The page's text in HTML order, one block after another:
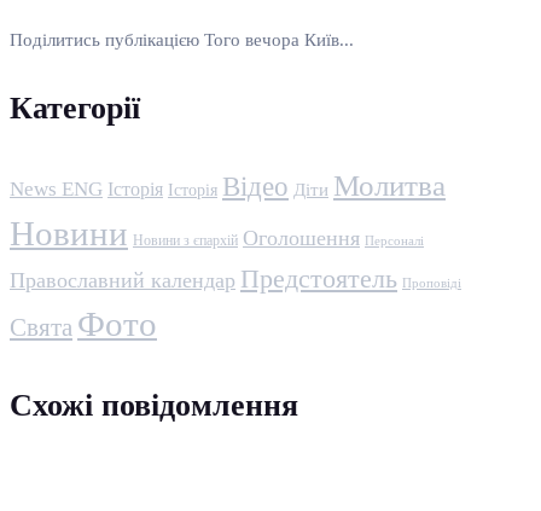
Поділитись публікацією Того вечора Київ...
Категорії
News ENG Історія Історія Відео Діти Молитва
Новини Новини з єпархій Оголошення Персоналі
Православний календар Предстоятель Проповіді
Свята Фото
Схожі повідомлення